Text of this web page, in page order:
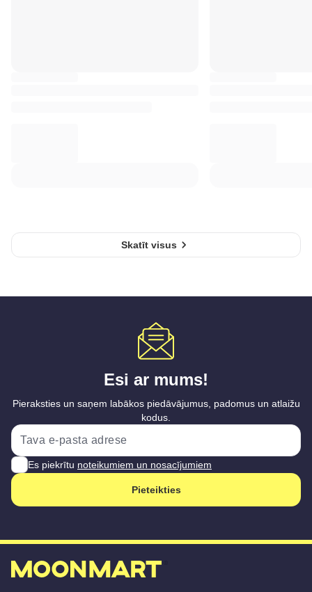
Skatīt visus
Esi ar mums!
Pieraksties un saņem labākos piedāvājumus, padomus un atlaižu
kodus.
Es piekrītu noteikumiem un nosacījumiem
Pieteikties